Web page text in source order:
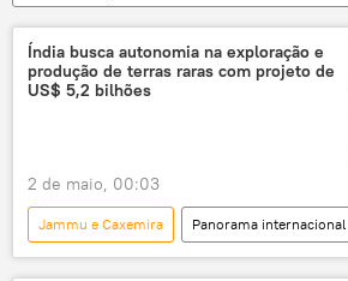
Índia busca autonomia na exploração e
produção de terras raras com projeto de
US$ 5,2 bilhões
2 de maio, 00:03
Jammu e Caxemira
Panorama internacional
Andhra Pradesh
Índia